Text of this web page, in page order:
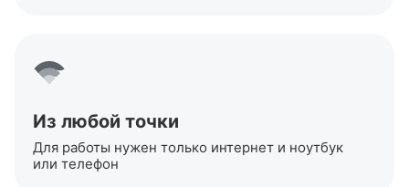
Из любой точки
Для работы нужен только интернет и ноутбук
или телефон